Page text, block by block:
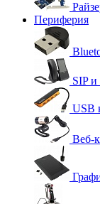
Периферия
SIP
USB
Веб-